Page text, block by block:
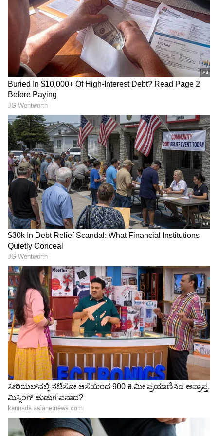
ಕಷ್ಟ ಅನುಭವಿಸುತ್ತಿದ್ದೇವೆ. ಈವರೆಗೂ ಯಾವ ಅಧಿಕಾರಿಗಳು
ಬಂದು ಮಾಹಿತಿ ನೀಡುತ್ತಿಲ್ಲ. ಯಾರೋ ಕೊಟ್ಟ ಔಷಧಿ
ಸಿಂಪಡಣೆ ಮಾಡುತ್ತಿದ್ದೇವೆ. ಅಲ್ಲದೇ ಅಧಿಕಾರಿಗಳ ಗಮನಕ್ಕೆ
ತಂದರೂ ಸಹ ಉಢಾಫೆ ಉತ್ತರ ನೀಡುತ್ತಾರೆ ಎಂದು ರೈತರು
ಗಂಭೀರವಾಗಿ ಆರೋಪಿಸಿದ್ದಾರೆ.
ಸಂಪುಟದಲ್ಲಿ ಮತ್ತೆ ‘ಅದಲು-
ಬದಲು’ ಆಟ; ಯಾರಿಗೆ ಸಚಿವ
ಸ್ಥಾನ, ಯಾರಿಗೆ ಕುತ್ತು?
ಬಾಗಲಕೋಟೆ: ಹೃದಯಾಘಾತದ
ಶಿವಗಂಗೆ ಬೆಟ್ಟಕ್ಕೆ ಬಂದಿದ್ದ 31ರ
ಹರೆಯದ ಉದ್ಯಮಿ ಪುತ್ರ ನಾಪತ್ತೆ,
ಶಾಂತಲಾ ಡ್ರಾಪ್‌ನಲ್ಲಿ ಶೋಧ
ಅವನು ಸತ್ತರೂ ಹೆಂಡತಿಯ ಪತ್ತೆ
ಇಲ್ಲ: ಸೂಸೈಡ್​​ ಕೇಸ್​​ನಲ್ಲಿ ಟ್ವಿಸ್ಟ್​
ಮೇಲೆ ಟ್ವಿಸ್ಟ್!
LATEST VIDEOS
"ರಾಜಕೀಯ ಬೇಡ, ಸಿನಿಮಾನೇ ಪ್ರಾಣ":
ಕನಕೋತ್ಸವದಲ್ಲಿ ರಿಷಬ್ ಶೆಟ್ಟಿ | Rishab
Shetty speech | Suvarna News
ಶೇ.50 ರಿಂದ ಶೇ.18 ಕ್ಕೆ TAX ಇಳಿಕೆ: ಮೋದಿ-
ಟ್ರಂಪ್ ಐತಿಹಾಸಿಕ ಒಪ್ಪಂದ | India US
Trade Deal | Party Rounds